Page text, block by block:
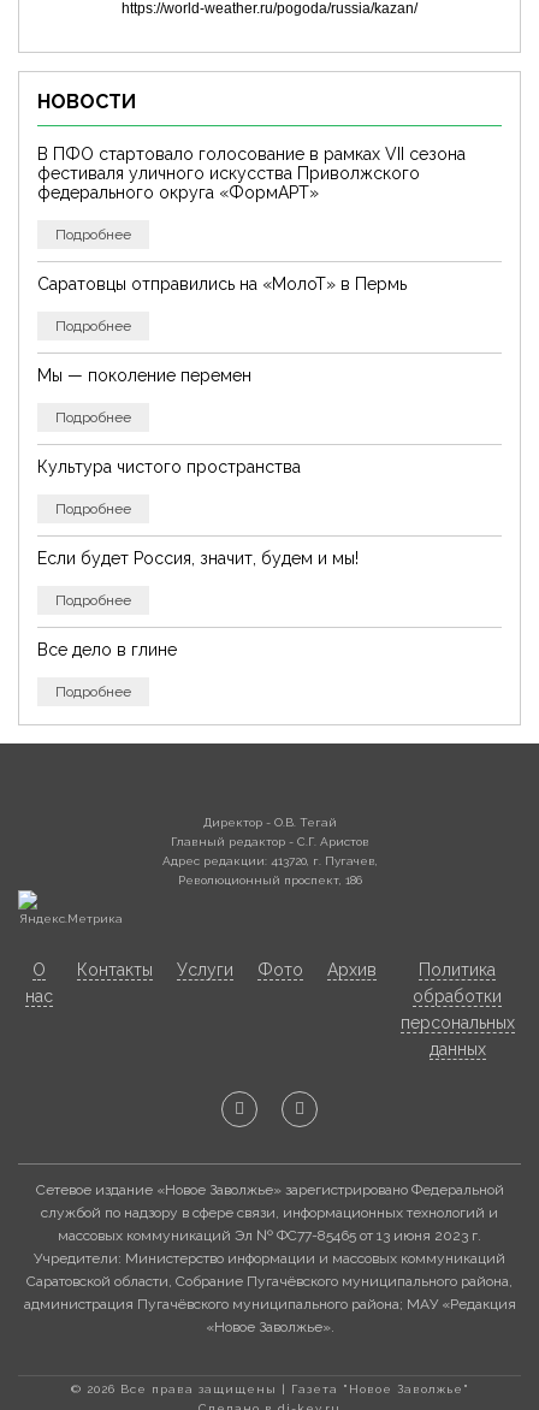
https://world-weather.ru/pogoda/russia/kazan/
НОВОСТИ
В ПФО стартовало голосование в рамках VII сезона
фестиваля уличного искусства Приволжского
федерального округа «ФормАРТ»
Подробнее
Саратовцы отправились на «МолоТ» в Пермь
Подробнее
Мы — поколение перемен
Подробнее
Культура чистого пространства
Подробнее
Если будет Россия, значит, будем и мы!
Подробнее
Все дело в глине
Подробнее
Директор - О.В. Тегай
Главный редактор - С.Г. Аристов
Адрес редакции: 413720, г. Пугачев,
Революционный проспект, 186
О
нас
Контакты Услуги Фото Архив
Политика
обработки
персональных
данных
Сетевое издание «Новое Заволжье» зарегистрировано Федеральной
службой по надзору в сфере связи, информационных технологий и
массовых коммуникаций Эл № ФС77-85465 от 13 июня 2023 г.
Учредители: Министерство информации и массовых коммуникаций
Саратовской области, Собрание Пугачёвского муниципального района,
администрация Пугачёвского муниципального района; МАУ «Редакция
«Новое Заволжье».
© 2026 Все права защищены | Газета "Новое Заволжье"